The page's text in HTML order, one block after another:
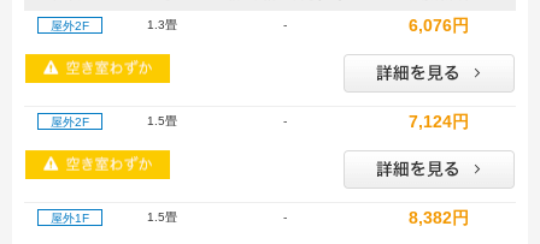
屋外2F 1.3畳 - 6,076円
屋外2F 1.5畳 - 7,124円
屋外1F 1.5畳 - 8,382円